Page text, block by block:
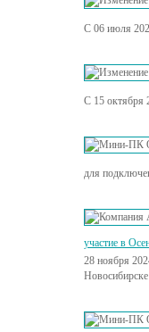
С 06 июля
С 15 октября
для
участие в
28 ноября
Новосибирске